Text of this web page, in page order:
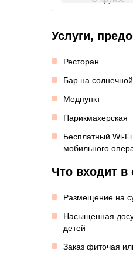
Услуги,
Ресторан
Бар на
Медпункт
Парикмахерская
Бесплатный Wi-
мобильного
Что входит в
Размещение на
Насыщенная
детей
Заказ фиточая